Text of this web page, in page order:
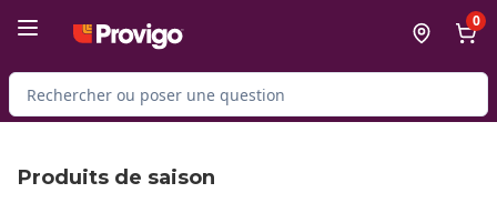
0
Rechercher des produits
Produits de saison